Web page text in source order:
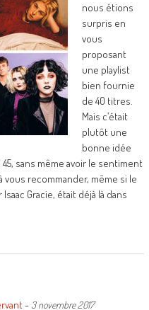
nous étions
surpris en
vous
proposant
une playlist
bien fournie
de 40 titres.
Mais c’était
plutôt une
bonne idée
sans même avoir le sentiment
recommander, même si le
Gracie, était déjà là dans
- 3 novembre 2017